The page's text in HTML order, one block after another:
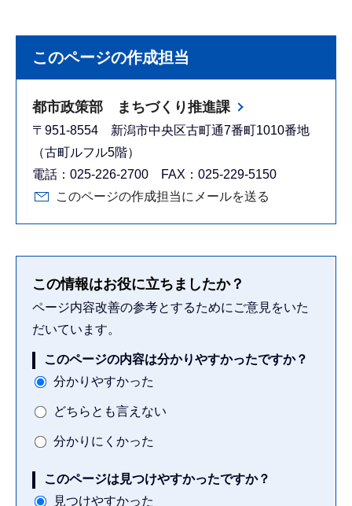
このページの作成担当
都市政策部 まちづくり推進課
〒951-8554 新潟市中央区古町通7番町1010番地
（古町ルフル5階）
電話：025-226-2700 FAX：025-229-5150
このページの作成担当にメールを送る
この情報はお役に立ちましたか？
ページ内容改善の参考とするためにご意見をいた
だいています。
このページの内容は分かりやすかったですか？
分かりやすかった
どちらとも言えない
分かりにくかった
このページは見つけやすかったですか？
見つけやすかった